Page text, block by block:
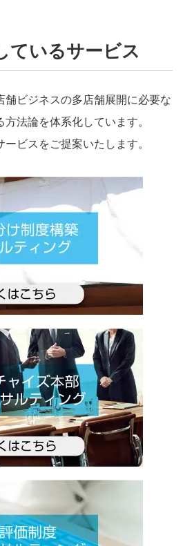
ているサービス
ビジネスの多店舗展開に必要な
法論を体系化しています。
ビスをご提案いたします。